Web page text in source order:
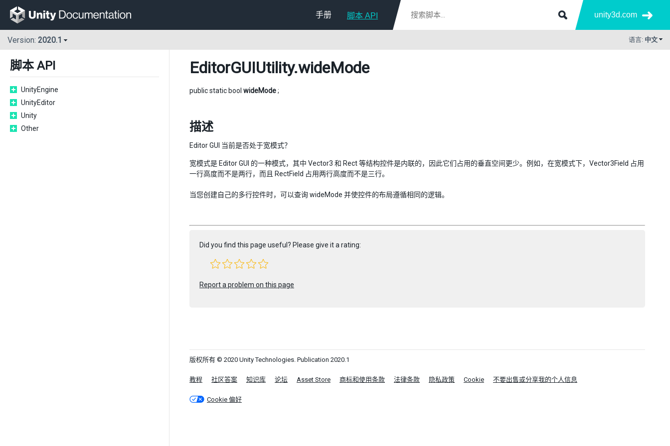
手册 脚本 API unity3d.com
Version: 2020.1 语言: 中文
脚本 API
UnityEngine
UnityEditor
Unity
Other
EditorGUIUtility.wideMode
public static bool wideMode;
描述
Editor GUI 当前是否处于宽模式？
宽模式是 Editor GUI 的一种模式，其中 Vector3 和 Rect 等结构控件是内联的，因此它们占用的垂直空间更少。例如，在宽模式下，Vector3Field 占用
一行高度而不是两行，而且 RectField 占用两行高度而不是三行。
当您创建自己的多行控件时，可以查询 wideMode 并使控件的布局遵循相同的逻辑。
Did you find this page useful? Please give it a rating:
Report a problem on this page
版权所有 © 2020 Unity Technologies. Publication 2020.1
教程 社区答案 知识库 论坛 Asset Store 商标和使用条款 法律条款 隐私政策 Cookie 不要出售或分享我的个人信息
Cookie 偏好